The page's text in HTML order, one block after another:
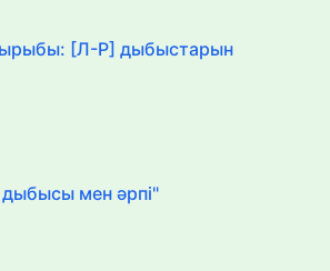
[Л-Р] дыбыстарын
мен әрпі"